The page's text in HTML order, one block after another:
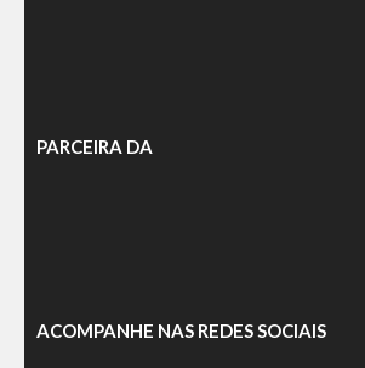
PARCEIRA DA
ACOMPANHE NAS REDES SOCIAIS